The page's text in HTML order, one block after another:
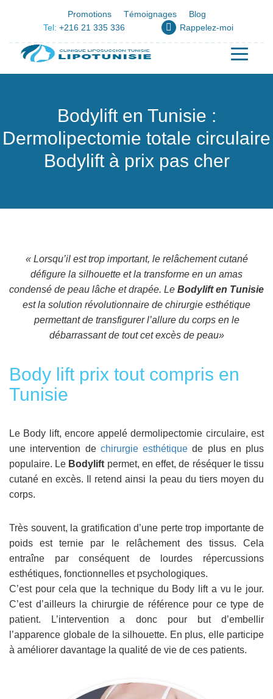
Promotions Témoignages
Blog
Tel: +216 21 335 336 Rappelez-moi
Bodylift en Tunisie :
Dermolipectomie totale circulaire
Bodylift à prix pas cher
« Lorsqu’il est trop important, le relâchement cutané
défigure la silhouette et la transforme en un amas
condensé de peau lâche et drapée. Le Bodylift en Tunisie
est la solution révolutionnaire de chirurgie esthétique
permettant de transfigurer l’allure du corps en le
débarrassant de tout cet excès de peau»
Body lift prix tout compris en
Tunisie
Le Body lift, encore appelé dermolipectomie circulaire, est
une intervention de chirurgie esthétique de plus en plus
populaire. Le Bodylift permet, en effet, de réséquer le tissu
cutané en excès. Il retend ainsi la peau du tiers moyen du
corps.
Très souvent, la gratification d’une perte trop importante de
poids est ternie par le relâchement des tissus. Cela
entraîne par conséquent de lourdes répercussions
esthétiques, fonctionnelles et psychologiques.
C’est pour cela que la technique du Body lift a vu le jour.
C’est d’ailleurs la chirurgie de référence pour ce type de
patient. L’intervention a donc pour but d’embellir
l’apparence globale de la silhouette. En plus, elle participe
à améliorer davantage la qualité de vie de ces patients.